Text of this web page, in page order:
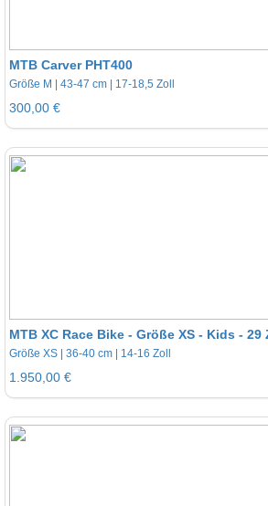
MTB Carver PHT400
Größe M | 43-47 cm | 17-18,5 Zoll
300,00 €
MTB XC Race Bike - Größe XS - Kids -
Größe XS | 36-40 cm | 14-16 Zoll
1.950,00 €